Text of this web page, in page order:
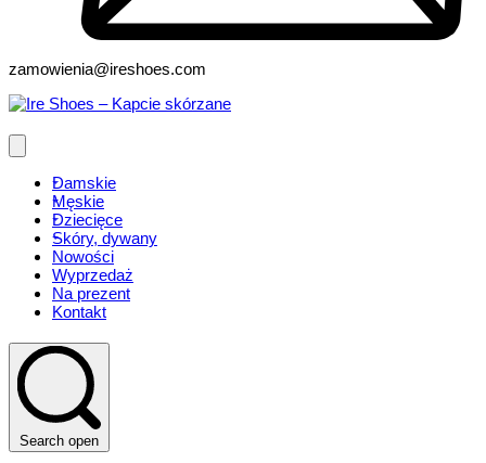
zamowienia@ireshoes.com
Damskie
Męskie
Dziecięce
Skóry, dywany
Nowości
Wyprzedaż
Na prezent
Kontakt
Search open